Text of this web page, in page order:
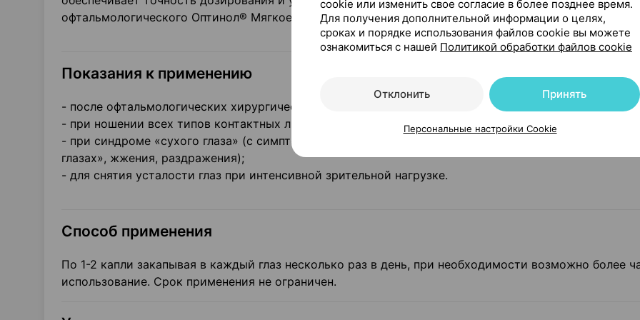
офтальмологического Оптинол® Мягкое восстановление. Флакон содержит более 350 капель.
Показания к применению
- после офтальмологических хирургических операций, а также при повреждениях и травмах
- при ношении всех типов контактных линз для устранения дискомфорта;
- при синдроме «сухого глаза» (с симптомами дискомфорта, сухости, чувства инородного тела
глазах», жжения, раздражения);
- для снятия усталости глаз при интенсивной зрительной нагрузке.
Способ применения
По 1-2 капли закапывая в каждый глаз несколько раз в день, при необходимости возможно более
использование. Срок применения не ограничен.
cookie или изменить свое согласие в более позднее время.
Для получения дополнительной информации о целях,
сроках и порядке использования файлов cookie вы можете
ознакомиться с нашей Политикой обработки файлов cookie
Отклонить Принять
Персональные настройки Cookie